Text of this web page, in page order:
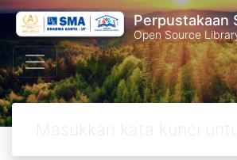
Perpustakaan
Open Source